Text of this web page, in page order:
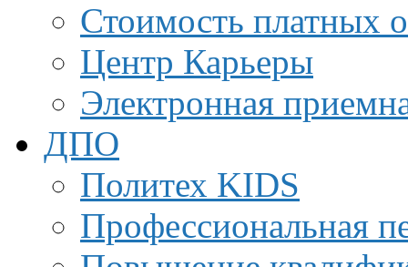
Стоимость платных
Центр Карьеры
Электронная
ДПО
Политех KIDS
Профессиональная